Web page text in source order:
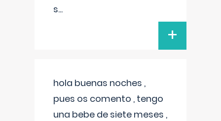
s...
+
hola buenas noches ,
pues os comento , tengo
una bebe de siete meses ,